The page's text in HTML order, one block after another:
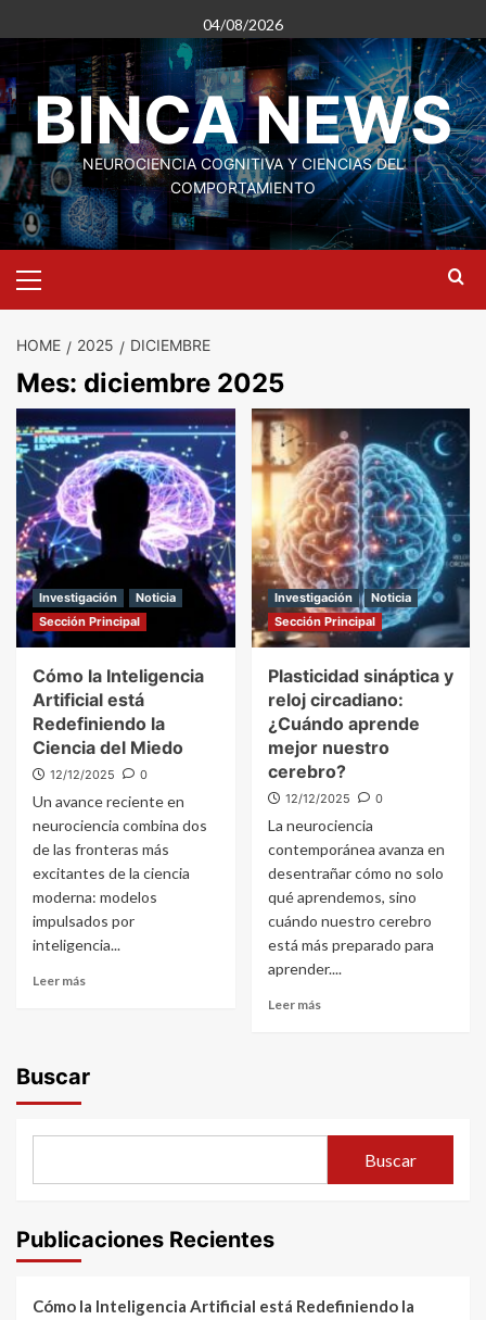
to
content
04/08/2026
BINCA NEWS
NEUROCIENCIA COGNITIVA Y CIENCIAS DEL
COMPORTAMIENTO
Menu
HOME 2025 DICIEMBRE
Mes: diciembre 2025
Investigación
Noticia
Sección Principal
Cómo la Inteligencia
Artificial está
Redefiniendo la
Ciencia del Miedo
12/12/2025 0
Un avance reciente en
neurociencia combina dos
de las fronteras más
excitantes de la ciencia
moderna: modelos
impulsados por
inteligencia...
Leer más
Investigación
Noticia
Sección Principal
Plasticidad sináptica y
reloj circadiano:
¿Cuándo aprende
mejor nuestro
cerebro?
12/12/2025 0
La neurociencia
contemporánea avanza en
desentrañar cómo no solo
qué aprendemos, sino
cuándo nuestro cerebro
está más preparado para
aprender....
Leer más
Buscar
Buscar
Publicaciones Recientes
Cómo la Inteligencia Artificial está Redefiniendo la